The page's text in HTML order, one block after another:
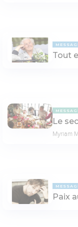
Tout
Le
Myriam
Paix